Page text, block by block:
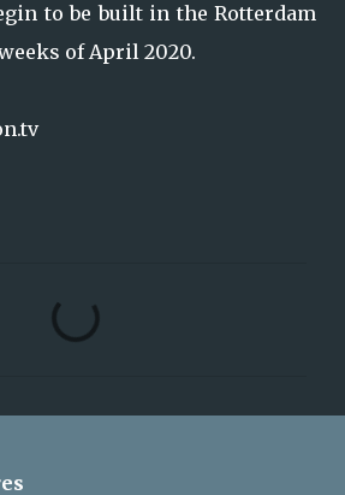
to be built in the Rotterdam
of April 2020.